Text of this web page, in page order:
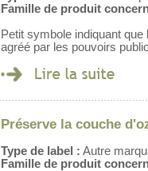
Famille de produit
Petit symbole indiquant
agréé par les pouvoirs
Préserve la couche
Type de label : Autre
Famille de produit